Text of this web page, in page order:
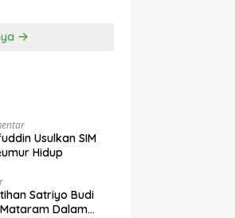
Usulkan SIM
Hidup
Satriyo Budi
Dalam